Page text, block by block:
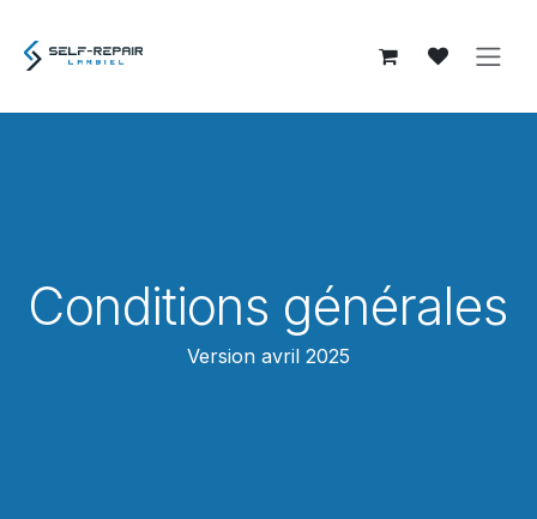
Conditions générales
Version avril 2025